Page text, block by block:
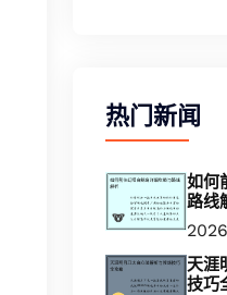
热门新闻
如何
路线
天涯
技巧